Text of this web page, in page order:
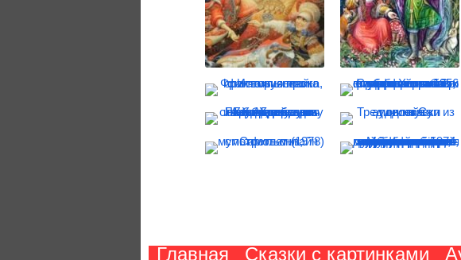
Главная Сказки с картинками